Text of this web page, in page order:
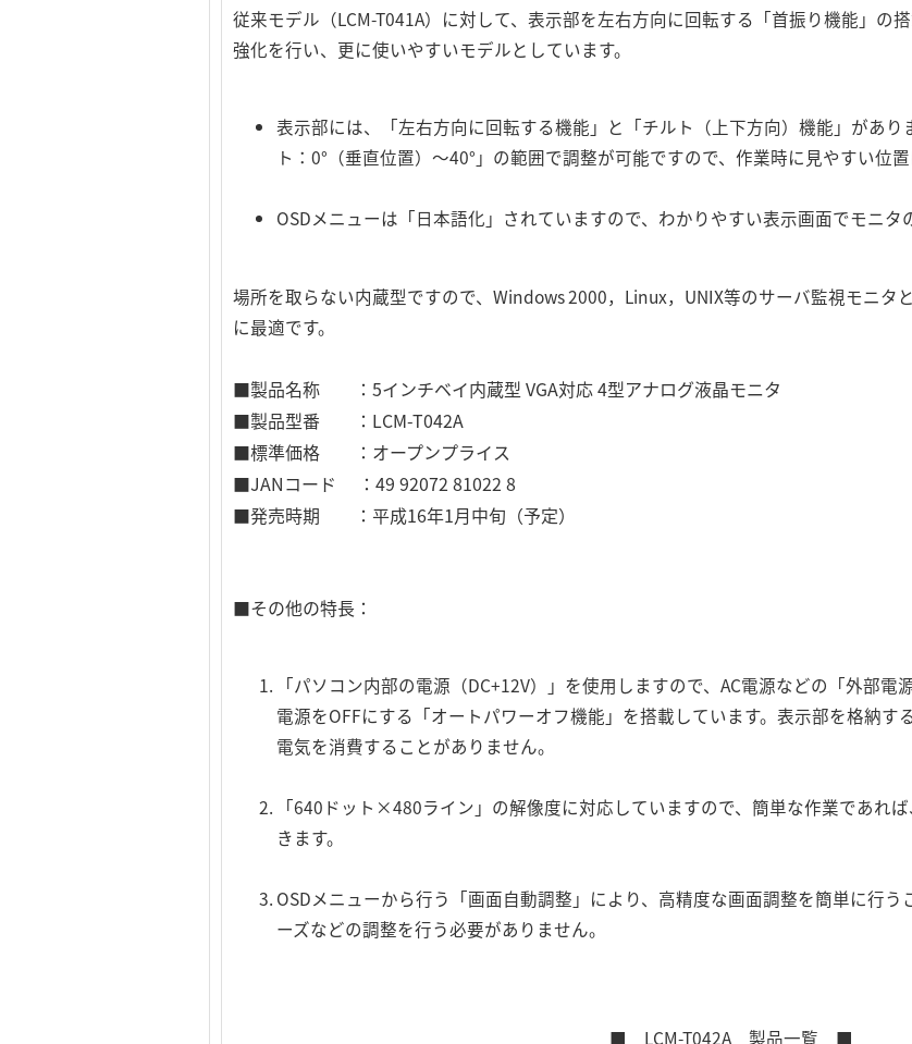
従来モデル（LCM-T041A）に対して、表示部を左右方向に回転する「首振り機能」の
強化を行い、更に使いやすいモデルとしています。
表示部には、「左右方向に回転する機能」と「チルト（上下方向）機能」があり
ト：0°（垂直位置）～40°」の範囲で調整が可能ですので、作業時に見やすい位
OSDメニューは「日本語化」されていますので、わかりやすい表示画面でモニタ
場所を取らない内蔵型ですので、Windows 2000，Linux，UNIX等のサーバ監視モニタ
に最適です。
■製品名称 ：5インチベイ内蔵型 VGA対応 4型アナログ液晶モニタ
■製品型番 ：LCM-T042A
■標準価格 ：オープンプライス
■JANコード ：49 92072 81022 8
■発売時期 ：平成16年1月中旬（予定）
■その他の特長：
「パソコン内部の電源（DC+12V）」を使用しますので、AC電源などの「外部
電源をOFFにする「オートパワーオフ機能」を搭載しています。表示部を格納す
電気を消費することがありません。
「640ドット×480ライン」の解像度に対応していますので、簡単な作業であれ
きます。
OSDメニューから行う「画面自動調整」により、高精度な画面調整を簡単に行
ーズなどの調整を行う必要がありません。
■ LCM-T042A 製品一覧 ■